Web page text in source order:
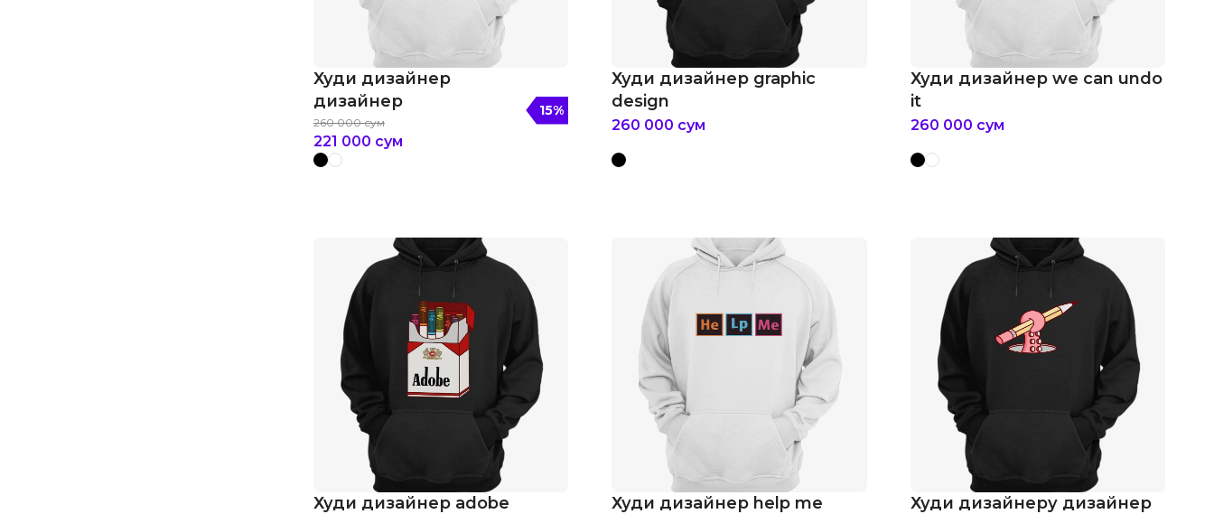
Худи дизайнер
дизайнер
260 000 сум
221 000 сум
15%
Худи дизайнер graphic
design
260 000 сум
Худи дизайнер we can undo
it
260 000 сум
Худи дизайнер adobe Худи дизайнер help me Худи дизайнеру дизайнер